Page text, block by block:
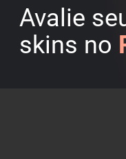
Avalie
skins no